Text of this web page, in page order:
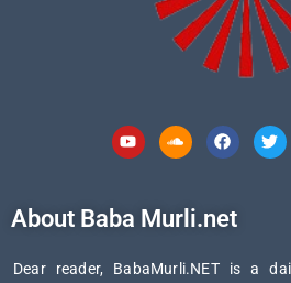
YoutubeSoundcloud
Facebook
About Baba Murli.net
Dear reader, BabaMurli.NET is a